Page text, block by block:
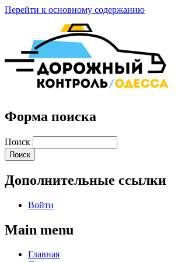
Перейти к основному содержанию
Форма поиска
Поиск
Дополнительные ссылки
Войти
Main menu
Главная